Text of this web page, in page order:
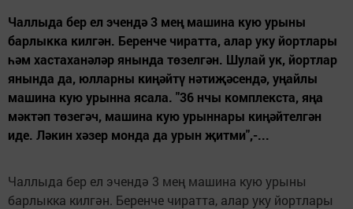
Чаллыда бер ел эчендә 3 мең машина кую урыны
барлыкка килгән. Беренче чиратта, алар уку йортлары
һәм хастаханәләр янында төзелгән. Шулай ук, йортлар
янында да, юлларны киңәйтү нәтиҗәсендә, уңайлы
машина кую урынна ясала. "36 нчы комплекста, яңа
мәктәп төзегәч, машина кую урыннары киңәйтелгән
иде. Ләкин хәзер монда да урын җитми",-...
Чаллыда бер ел эчендә 3 мең машина кую урыны
барлыкка килгән. Беренче чиратта, алар уку йортлары